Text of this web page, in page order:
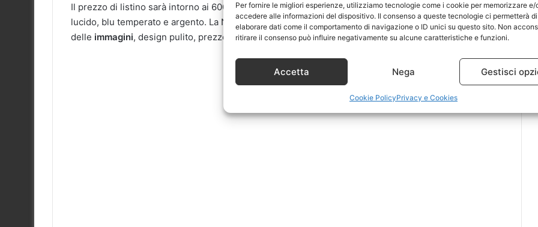
Per fornire le migliori esperienze, utilizziamo tecnologie come i cookie per memorizzare e/
accedere alle informazioni del dispositivo. Il consenso a queste tecnologie ci permetterà di
elaborare dati come il comportamento di navigazione o ID unici su questo sito. Non
ritirare il consenso può influire negativamente su alcune caratteristiche e funzioni.
Accetta Nega Gestisci
Cookie PolicyPrivacy e Cookies
Il prezzo di listino sarà intorno ai 600 euro. Uscirà asettembrein quattro colori: blu lucido, rame
lucido, blu temperato e argento. La Nokia va a puntare ad un abbinamento di più fattori: un’alta qualità
delle immagini, design pulito, prezzo non elevato.